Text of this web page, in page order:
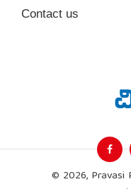
Contact us
© 2026, Pravasi